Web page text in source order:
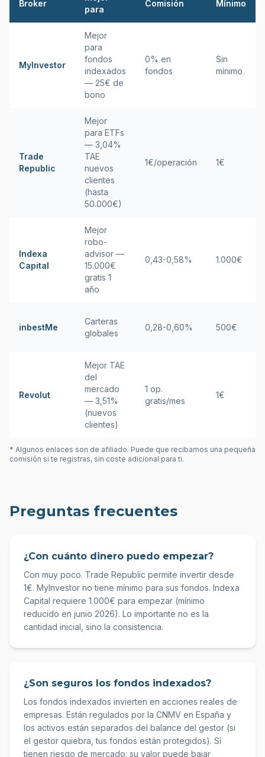
Broker
para
Comisión Mínimo
MyInvestor
Mejor
para
fondos
indexados
— 25€ de
bono
0% en
fondos
Sin
mínimo
Trade
Republic
Mejor
para ETFs
— 3,04%
TAE
nuevos
clientes
(hasta
50.000€)
1€/operación 1€
Indexa
Capital
Mejor
robo-
advisor —
15.000€
gratis 1
año
0,43-0,58% 1.000€
inbestMe
Carteras
globales
0,28-0,60% 500€
Revolut
Mejor TAE
del
mercado
— 3,51%
(nuevos
clientes)
1 op.
gratis/mes
1€
* Algunos enlaces son de afiliado. Puede que recibamos una pequeña
comisión si te registras, sin coste adicional para ti.
Preguntas frecuentes
¿Con cuánto dinero puedo empezar?
Con muy poco. Trade Republic permite invertir desde
1€. MyInvestor no tiene mínimo para sus fondos. Indexa
Capital requiere 1.000€ para empezar (mínimo
reducido en junio 2026). Lo importante no es la
cantidad inicial, sino la consistencia.
¿Son seguros los fondos indexados?
Los fondos indexados invierten en acciones reales de
empresas. Están regulados por la CNMV en España y
los activos están separados del balance del gestor (si
el gestor quiebra, tus fondos están protegidos). Sí
tienen riesgo de mercado: su valor puede bajar